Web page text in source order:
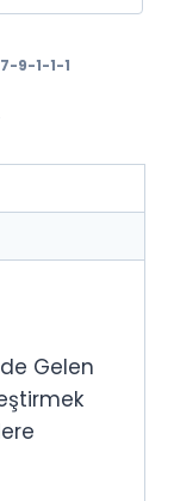
9-1-1-1
Gelen